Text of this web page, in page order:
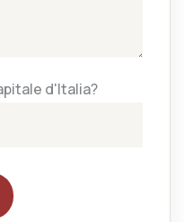
d'Italia?